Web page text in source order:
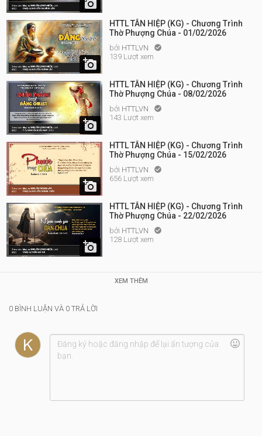


HTTL TÂN HIỆP (KG) - Chương Trình
Thờ Phượng Chúa - 01/02/2026
bởi HTTLVN 
139 Lượt xem

HTTL TÂN HIỆP (KG) - Chương Trình
Thờ Phượng Chúa - 08/02/2026
bởi HTTLVN 
143 Lượt xem

HTTL TÂN HIỆP (KG) - Chương Trình
Thờ Phượng Chúa - 15/02/2026
bởi HTTLVN 
656 Lượt xem

HTTL TÂN HIỆP (KG) - Chương Trình
Thờ Phượng Chúa - 22/02/2026
bởi HTTLVN 
128 Lượt xem
XEM THÊM
0 BÌNH LUẬN VÀ 0 TRẢ LỜI